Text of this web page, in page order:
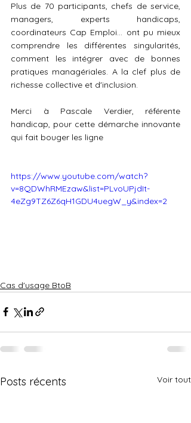
Plus de 70 participants, chefs de service,
managers, experts handicaps,
coordinateurs Cap Emploi... ont pu mieux
comprendre les différentes singularités,
comment les intégrer avec de bonnes
pratiques managériales. A la clef plus de
richesse collective et d'inclusion.
Merci à Pascale Verdier, référente
handicap, pour cette démarche innovante
qui fait bouger les ligne
https://www.youtube.com/watch?
v=8QDWhRMEzaw&list=PLvoUPjdIt-
4eZg9TZ6Z6qH1GDU4uegW_y&index=2
Cas d'usage BtoB
Posts récents Voir tout